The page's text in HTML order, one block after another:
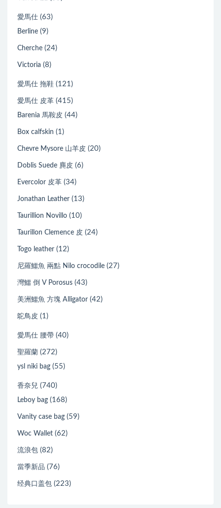
愛馬仕 (63)
Berline (9)
Cherche (24)
Victoria (8)
愛馬仕 拖鞋 (121)
愛馬仕 皮革 (415)
Barenia 馬鞍皮 (44)
Box calfskin (1)
Chevre Mysore 山羊皮 (20)
Doblis Suede 麂皮 (6)
Evercolor 皮革 (34)
Jonathan Leather (13)
Taurillion Novillo (10)
Taurillon Clemence 皮 (24)
Togo leather (12)
尼羅鱷魚 兩點 Nilo crocodile (27)
灣鱷 倒 V Porosus (43)
美洲鱷魚 方塊 Alligator (42)
鴕鳥皮 (1)
愛馬仕 腰帶 (40)
聖羅蘭 (272)
ysl niki bag (55)
香奈兒 (740)
Leboy bag (168)
Vanity case bag (59)
Woc Wallet (62)
流浪包 (82)
當季新品 (76)
经典口盖包 (223)